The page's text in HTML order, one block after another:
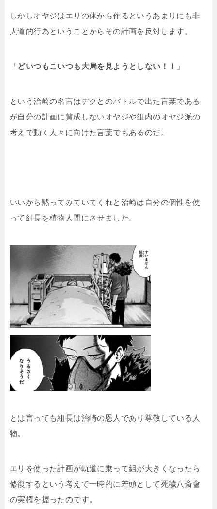
しかしオヤジはエリの体から作るというあまりにも非
人道的行為ということからその計画を反対します。
「 どいつもこいつも大局を見ようとしない！！ 」
という治崎の名言はデクとのバトルで出た言葉である
が自分の計画に賛成しないオヤジや組内のオヤジ派の
考えで動く人々に向けた言葉でもあるのだ。
いいから黙ってみていてくれと治崎は自分の個性を使
って組長を植物人間にさせました。
とは言っても組長は治崎の恩人であり尊敬している人
物。
エリを使った計画が軌道に乗って組が大きくなったら
修復するという考えで一時的に若頭として死穢八斎會
の実権を握ったのです。